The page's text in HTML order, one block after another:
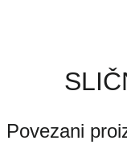
Povezani